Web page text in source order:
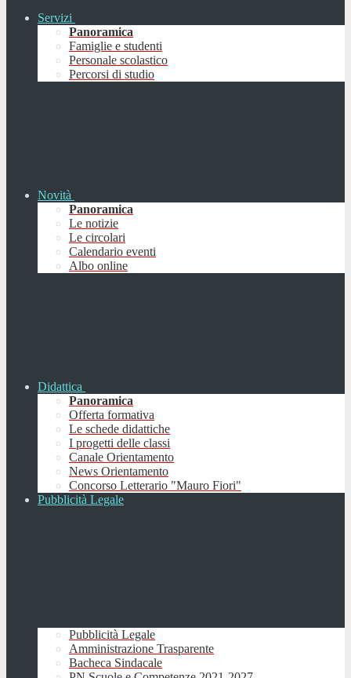
Servizi
Panoramica
Famiglie e studenti
Personale scolastico
Percorsi di studio
Novità
Panoramica
Le notizie
Le circolari
Calendario eventi
Albo online
Didattica
Panoramica
Offerta formativa
Le schede didattiche
I progetti delle classi
Canale Orientamento
News Orientamento
Concorso Letterario "Mauro Fiori"
Pubblicità Legale
Pubblicità Legale
Amministrazione Trasparente
Bacheca Sindacale